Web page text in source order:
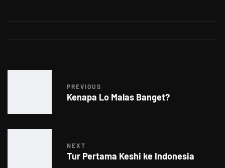
PREVIOUS
Kenapa Lo Malas Banget?
NEXT
Tur Pertama Keshi ke Indonesia